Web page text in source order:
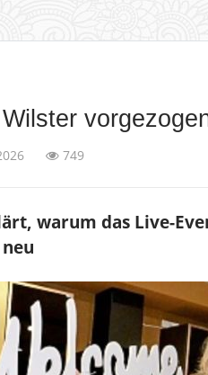
749
warum das Live-